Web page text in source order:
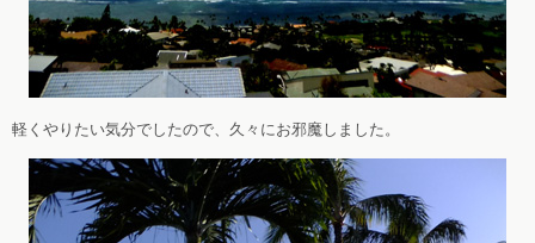
軽くやりたい気分でしたので、久々にお邪魔しました。